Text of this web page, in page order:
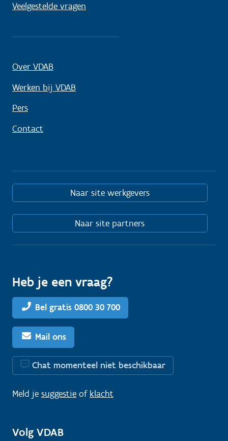
Veelgestelde vragen
Over VDAB
Werken bij VDAB
Pers
Contact
Naar site werkgevers
Naar site partners
Heb je een vraag?
Bel gratis 0800 30 700
Mail ons
Chat momenteel niet beschikbaar
Meld je suggestie of klacht
Volg VDAB